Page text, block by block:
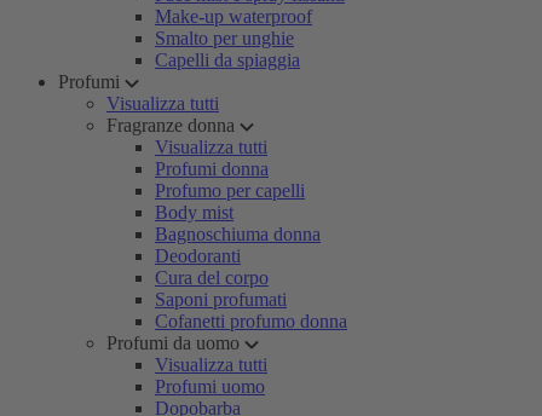
Make-up waterproof
Smalto per unghie
Capelli da spiaggia
Profumi
Visualizza tutti
Fragranze donna
Visualizza tutti
Profumi donna
Profumo per capelli
Body mist
Bagnoschiuma donna
Deodoranti
Cura del corpo
Saponi profumati
Cofanetti profumo donna
Profumi da uomo
Visualizza tutti
Profumi uomo
Dopobarba